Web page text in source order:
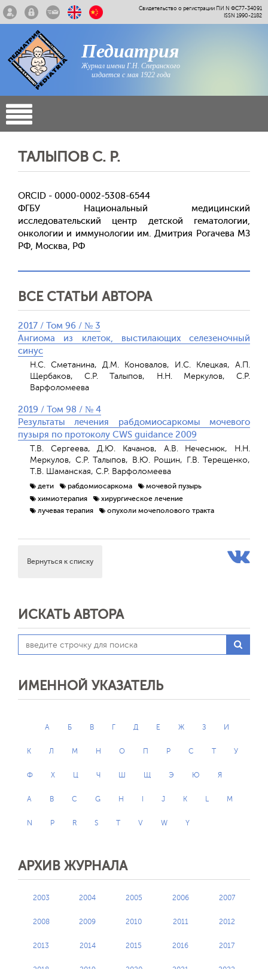
Свидетельство о регистрации ПИ N ФС77-34091
ISSN 1990-2182
Педиатрия
Журнал имени Г.Н. Сперанского
издается с мая 1922 года
ТАЛЫПОВ С. Р.
ORCID - 0000-0002-5308-6544
ФГБУ Национальный медицинский
исследовательский центр детской гематологии,
онкологии и иммунологии им. Дмитрия Рогачева МЗ
РФ, Москва, РФ
ВСЕ СТАТЬИ АВТОРА
2017 / Том 96 / № 3
Ангиома из клеток, выстилающих селезеночный
синус
Н.С. Сметанина, Д.М. Коновалов, И.С. Клецкая, А.П.
Щербаков, С.Р. Талыпов, Н.Н. Меркулов, С.Р.
Варфоломеева
2019 / Том 98 / № 4
Результаты лечения рабдомиосаркомы мочевого
пузыря по протоколу CWS guidance 2009
Т.В. Сергеева, Д.Ю. Качанов, А.В. Нечеснюк, Н.Н.
Меркулов, С.Р. Талыпов, В.Ю. Рощин, Г.В. Терещенко,
Т.В. Шаманская, С.Р. Варфоломеева
дети рабдомиосаркома
мочевой пузырь
химиотерапия
хирургическое лечение
лучевая терапия
опухоли мочеполового тракта
Вернуться к списку
ИСКАТЬ АВТОРА
ИМЕННОЙ УКАЗАТЕЛЬ
А Б В Г Д Е Ж З И
К Л М Н О П Р С Т У
Ф Х Ц Ч Ш Щ Э Ю Я
A B C G H J K L M
N P R S T V W Y
АРХИВ ЖУРНАЛА
2003 2004 2005 2006 2007
2008 2009 2010 2011 2012
2013 2014 2015 2016 2017